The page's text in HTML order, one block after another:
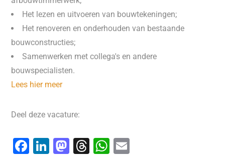
Het lezen en uitvoeren van bouwtekeningen;
Het renoveren en onderhouden van bestaande
bouwconstructies;
Samenwerken met collega's en andere
bouwspecialisten.
Lees hier meer
Deel deze vacature:
F
Li M T
W